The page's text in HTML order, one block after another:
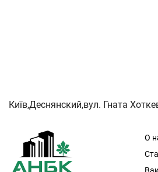
Київ,Деснянский,вул. Гната
О